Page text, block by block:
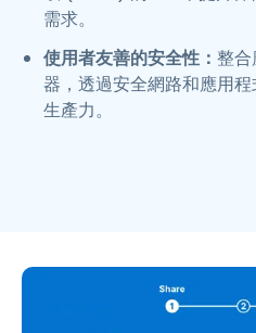
需求。
使用者友善的安全性： 整
器，透過安全網路和應用
生產力。